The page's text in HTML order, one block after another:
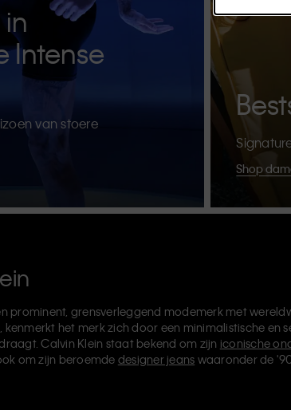
Intense
van stoere
Shop
prominent, grensverleggend modemerk met
kenmerkt het merk zich door een minimalistische en
Calvin Klein staat bekend om zijn iconische
om zijn beroemde designer jeans waaronder de
Calvin Klein, Calvin Klein Jeans, Calvin Klein